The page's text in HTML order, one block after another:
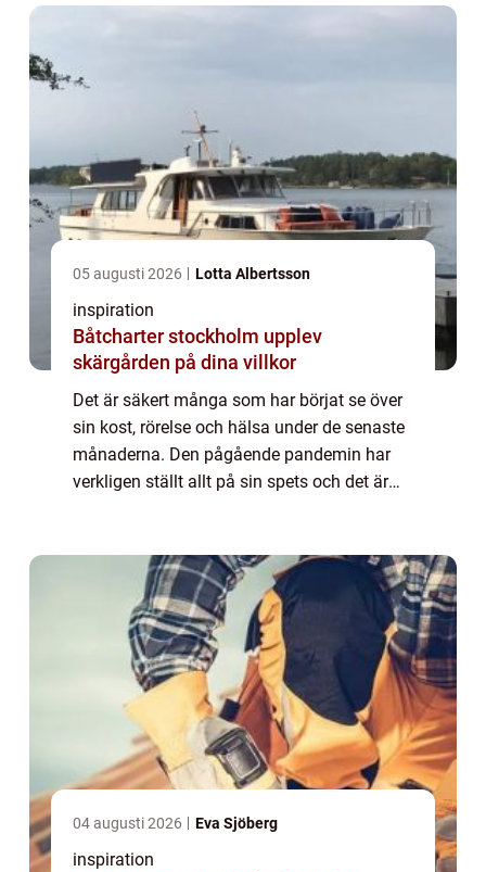
05 augusti 2026 Lotta Albertsson
inspiration
Båtcharter stockholm upplev
skärgården på dina villkor
Det är säkert många som har börjat se över
sin kost, rörelse och hälsa under de senaste
månaderna. Den pågående pandemin har
verkligen ställt allt på sin spets och det är
04 augusti 2026 Eva Sjöberg
inspiration